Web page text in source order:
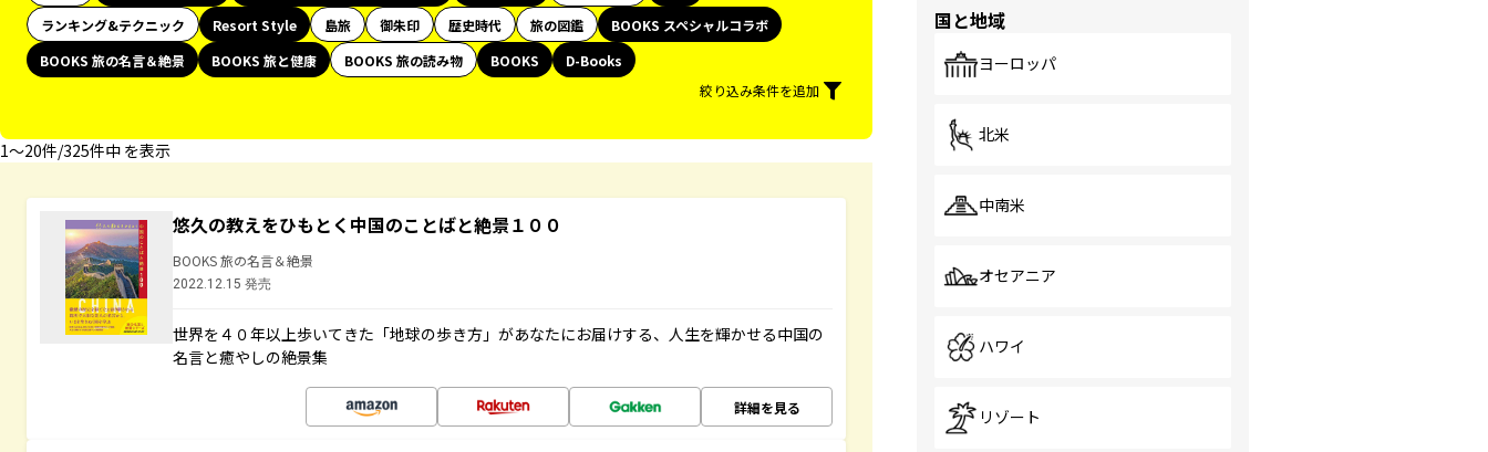
ランキング&テクニック
Resort Style 島旅 御朱印 歴史時代 旅の図鑑
BOOKS スペシャルコラボ
BOOKS 旅の名言＆絶景
BOOKS 旅と健康 BOOKS 旅の読み物 BOOKS
D-Books
絞り込み条件を追加
1〜20件/325件中 を表示
悠久の教えをひもとく中国のことばと絶景１００
BOOKS 旅の名言＆絶景
2022.12.15 発売
世界を４０年以上歩いてきた「地球の歩き方」があなたにお届けする、人生を輝かせる中国の
名言と癒やしの絶景集
詳細を見る
国と地域
ヨーロッパ
北米
中南米
オセアニア
ハワイ
リゾート